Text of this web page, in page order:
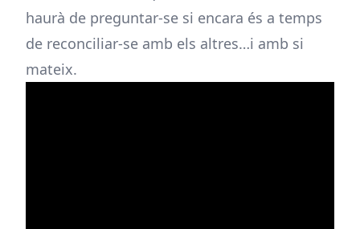
haurà de preguntar-se si encara és a temps
de reconciliar-se amb els altres…i amb si
mateix.